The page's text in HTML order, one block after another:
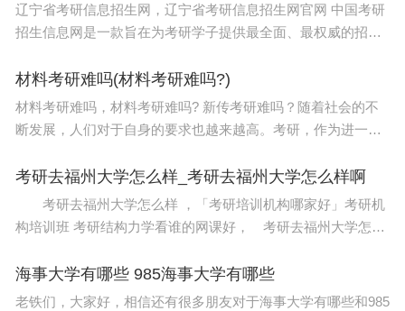
辽宁省考研信息招生网，辽宁省考研信息招生网官网 中国考研
招生信息网是一款旨在为考研学子提供最全面、最权威的招生
平台。从学子角度来看，中国考研招生信
材料考研难吗(材料考研难吗?)
材料考研难吗，材料考研难吗? 新传考研难吗？随着社会的不
断发展，人们对于自身的要求也越来越高。考研，作为进一步
但是，随之而来的便是考研难不难的问题，尤其是新
考研去福州大学怎么样_考研去福州大学怎么样啊
考研去福州大学怎么样 ，「考研培训机构哪家好」考研机
构培训班 考研结构力学看谁的网课好， 考研去福州大学怎么
工具之一，而如何获取质量优良的资料也
海事大学有哪些 985海事大学有哪些
老铁们，大家好，相信还有很多朋友对于海事大学有哪些和985